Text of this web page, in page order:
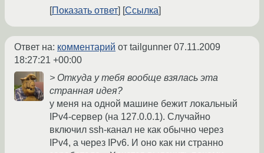
Показать ответ
Ссылка
Ответ на: комментарий от tailgunner 07.11.2009
18:27:21 +00:00
> Откуда у тебя вообще взялась эта
странная идея?
у меня на одной машине бежит локальный
IPv4-сервер (на 127.0.0.1). Случайно
включил ssh-канал не как обычно через
IPv4, а через IPv6. И оно как ни странно